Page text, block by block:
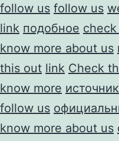
follow us follow us
link подобное
know more about us
this out link Check
know more источник
follow us
know more about us